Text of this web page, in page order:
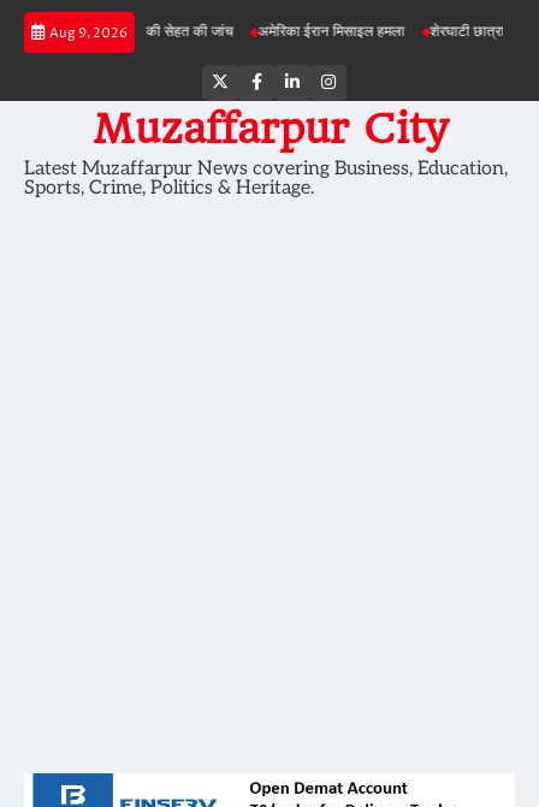
Skip
Aug 9, 2026
में जमीन की सेहत की जांच अमेरिका ईरान मिसाइल हमला शेरघाटी छात्रा दुष्कर्म मामला
Twitter
Facebook
LinkedInInstagram
Muzaffarpur City
Latest Muzaffarpur News covering Business, Education,
Sports, Crime, Politics & Heritage.